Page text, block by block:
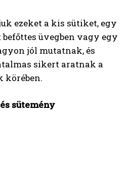
ezeket a kis sütiket, egy
üvegben vagy egy
jól mutatnak, és
sikert aratnak a
körében.
sütemény